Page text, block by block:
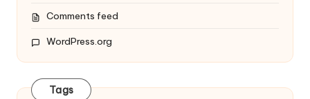
Comments feed
WordPress.org
Tags